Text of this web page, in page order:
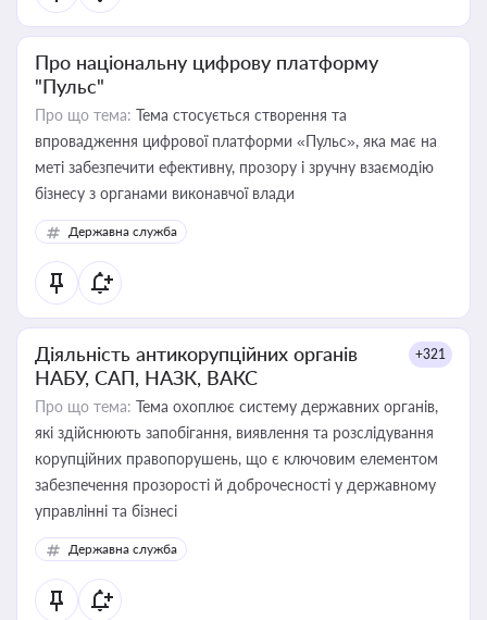
Про національну цифрову платформу
"Пульс"
Про що тема: Тема стосується створення та
впровадження цифрової платформи «Пульс», яка має на
меті забезпечити ефективну, прозору і зручну взаємодію
бізнесу з органами виконавчої влади
Державна служба
Діяльність антикорупційних органів
НАБУ, САП, НАЗК, ВАКС
+321
Про що тема: Тема охоплює систему державних органів,
які здійснюють запобігання, виявлення та розслідування
корупційних правопорушень, що є ключовим елементом
забезпечення прозорості й доброчесності у державному
управлінні та бізнесі
Державна служба